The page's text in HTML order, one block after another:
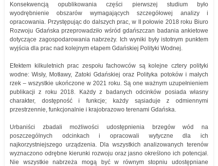
Konsekwencją opublikowania części pierwszej studium było
wyodrębnienie obszarów wymagających szczegółowej analizy i
opracowania. Przystępując do dalszych prac, w II połowie 2018 roku Biuro
Rozwoju Gdańska przeprowadziło wśród gdańszczan badania ankietowe
dotyczące zagospodarowania nabrzeży. Ich wyniki były istotnym punktem
wyjścia dla prac nad kolejnym etapem Gdańskiej Polityki Wodnej.
Efektem kilkuletnich prac zespołu fachowców są kolejne cztery polityki
wodne: Wisły, Motławy, Zatoki Gdańskiej oraz Polityka potoków i małych
rzek – wszystkie ukończone w 2021 roku. Są one ważnym uzupełnieniem
publikacji z roku 2018. Każdy z badanych odcinków posiada własny
charakter, dostępność i funkcje; każdy sąsiaduje z odmiennymi
przestrzennie, funkcjonalnie i krajobrazowo terenami Gdańska.
Urbaniści zbadali możliwości udostępnienia brzegów wód na
poszczególnych odcinkach i opracowali wytyczne dla ich
najkorzystniejszego urządzenia. Dla wszystkich analizowanych terenów
wyznaczono odrębne kierunki rozwoju oraz jasno określono ich potencjał.
Nie wszystkie nabrzeża mogą być w równym stopniu udostępniane